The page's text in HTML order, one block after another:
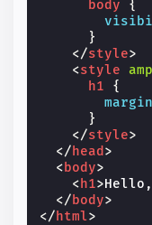
body
{
}
</style>
<style
h1
{
margin
}
</style>
</ head >
<body>
< h1>Hello,
</body>
</ html>